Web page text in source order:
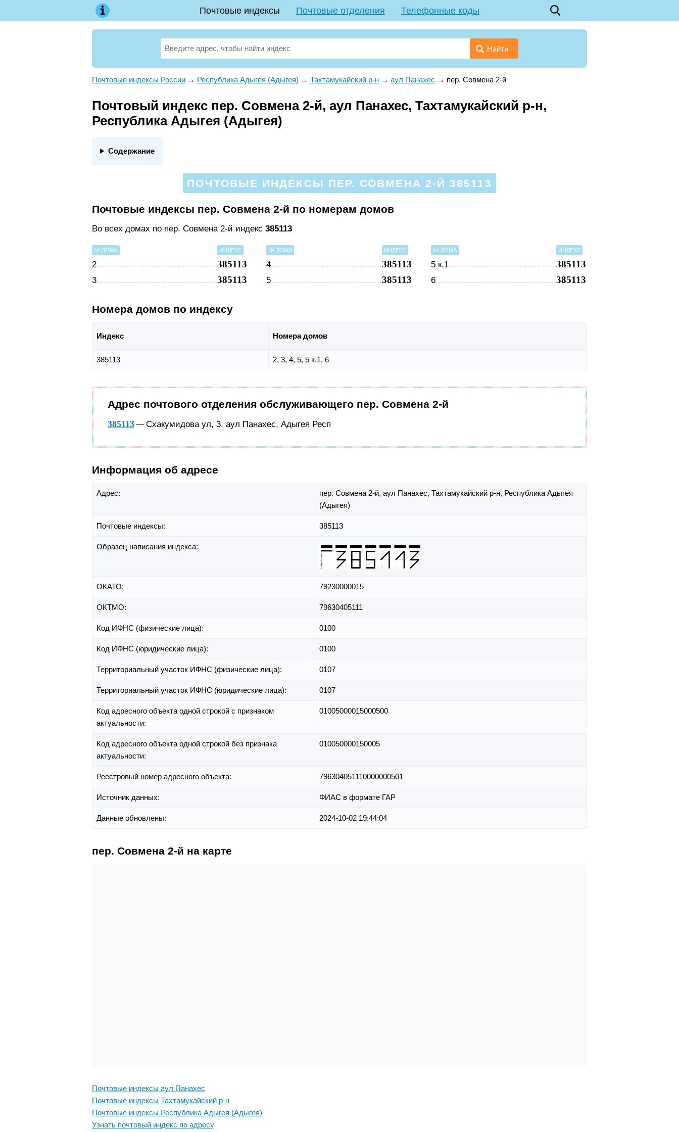
Почтовые индексы Почтовые отделения Телефонные коды
Найти
Почтовые индексы России → Республика Адыгея (Адыгея) → Тахтамукайский р-н → аул Панахес → пер. Совмена 2-й
Почтовый индекс пер. Совмена 2-й, аул Панахес, Тахтамукайский р-н,
Республика Адыгея (Адыгея)
Содержание
ПОЧТОВЫЕ ИНДЕКСЫ ПЕР. СОВМЕНА 2-Й 385113
Почтовые индексы пер. Совмена 2-й по номерам домов
Во всех домах по пер. Совмена 2-й индекс 385113
№ ДОМА ИНДЕКС
2 385113
3 385113
№ ДОМА ИНДЕКС
4 385113
5 385113
№ ДОМА ИНДЕКС
5 к.1 385113
6 385113
Номера домов по индексу
Индекс Номера домов
385113 2, 3, 4, 5, 5 к.1, 6
Адрес почтового отделения обслуживающего пер. Совмена 2-й
385113 — Схакумидова ул, 3, аул Панахес, Адыгея Респ
Информация об адресе
Адрес: пер. Совмена 2-й, аул Панахес, Тахтамукайский р-н, Республика Адыгея
(Адыгея)
Почтовые индексы: 385113
Образец написания индекса:
ОКАТО: 79230000015
ОКТМО: 79630405111
Код ИФНС (физические лица): 0100
Код ИФНС (юридические лица): 0100
Территориальный участок ИФНС (физические лица): 0107
Территориальный участок ИФНС (юридические лица): 0107
Код адресного объекта одной строкой с признаком
актуальности:
01005000015000500
Код адресного объекта одной строкой без признака
актуальности:
010050000150005
Реестровый номер адресного объекта: 796304051110000000501
Источник данных: ФИАС в формате ГАР
Данные обновлены: 2024-10-02 19:44:04
пер. Совмена 2-й на карте
Почтовые индексы аул Панахес
Почтовые индексы Тахтамукайский р-н
Почтовые индексы Республика Адыгея (Адыгея)
Узнать почтовый индекс по адресу